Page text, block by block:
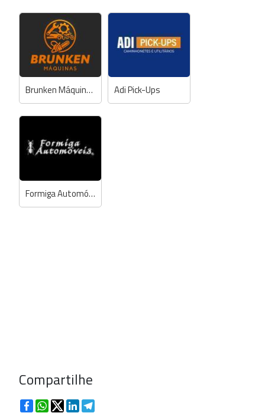
Brunken Máquinas Adi Pick-Ups
Formiga Automóveis
Compartilhe
FacebookWhatsApp
TwitterLinkedIn